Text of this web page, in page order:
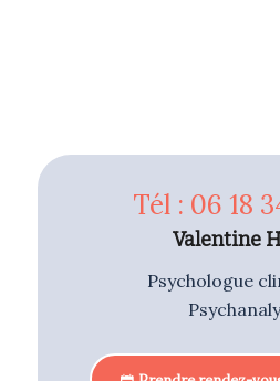
Tél : 06 18
Valentine
Psychologue